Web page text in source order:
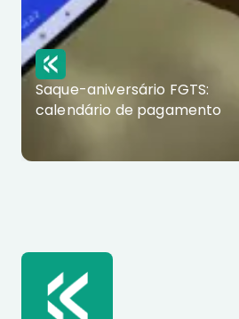
Saque-aniversário FGTS:
calendário de pagamento